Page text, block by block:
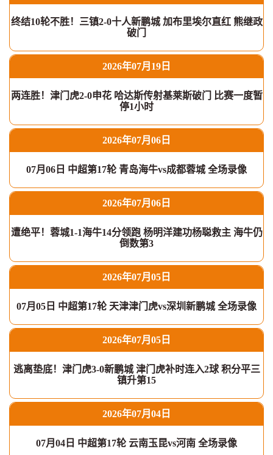
终结10轮不胜！三镇2-0十人新鹏城 加布里埃尔直红 熊继政
破门
2026年07月19日
两连胜！津门虎2-0申花 哈达斯传射基莱斯破门 比赛一度暂
停1小时
2026年07月06日
07月06日 中超第17轮 青岛海牛vs成都蓉城 全场录像
2026年07月06日
遭绝平！蓉城1-1海牛14分领跑 杨明洋建功杨聪救主 海牛仍
倒数第3
2026年07月05日
07月05日 中超第17轮 天津津门虎vs深圳新鹏城 全场录像
2026年07月05日
逃离垫底！津门虎3-0新鹏城 津门虎补时连入2球 积分平三
镇升第15
2026年07月04日
07月04日 中超第17轮 云南玉昆vs河南 全场录像